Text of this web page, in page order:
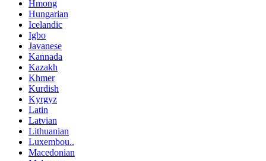
Hmong
Hungarian
Icelandic
Igbo
Javanese
Kannada
Kazakh
Khmer
Kurdish
Kyrgyz
Latin
Latvian
Lithuanian
Luxembou..
Macedonian